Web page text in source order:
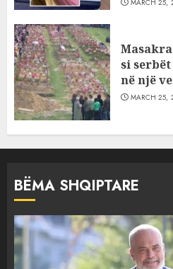
MARCH 25,
Masakra
si serbët
në një
MARCH 25,
BËMA SHQIPTARE